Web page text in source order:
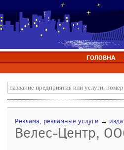
ГОЛОВНА
Реклама, рекламные услуги →
Велес-Центр,